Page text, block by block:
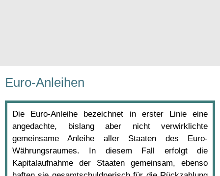
Euro-Anleihen
Die Euro-Anleihe bezeichnet in erster Linie eine
angedachte, bislang aber nicht verwirklichte
gemeinsame Anleihe aller Staaten des Euro-
Währungsraumes. In diesem Fall erfolgt die
Kapitalaufnahme der Staaten gemeinsam, ebenso